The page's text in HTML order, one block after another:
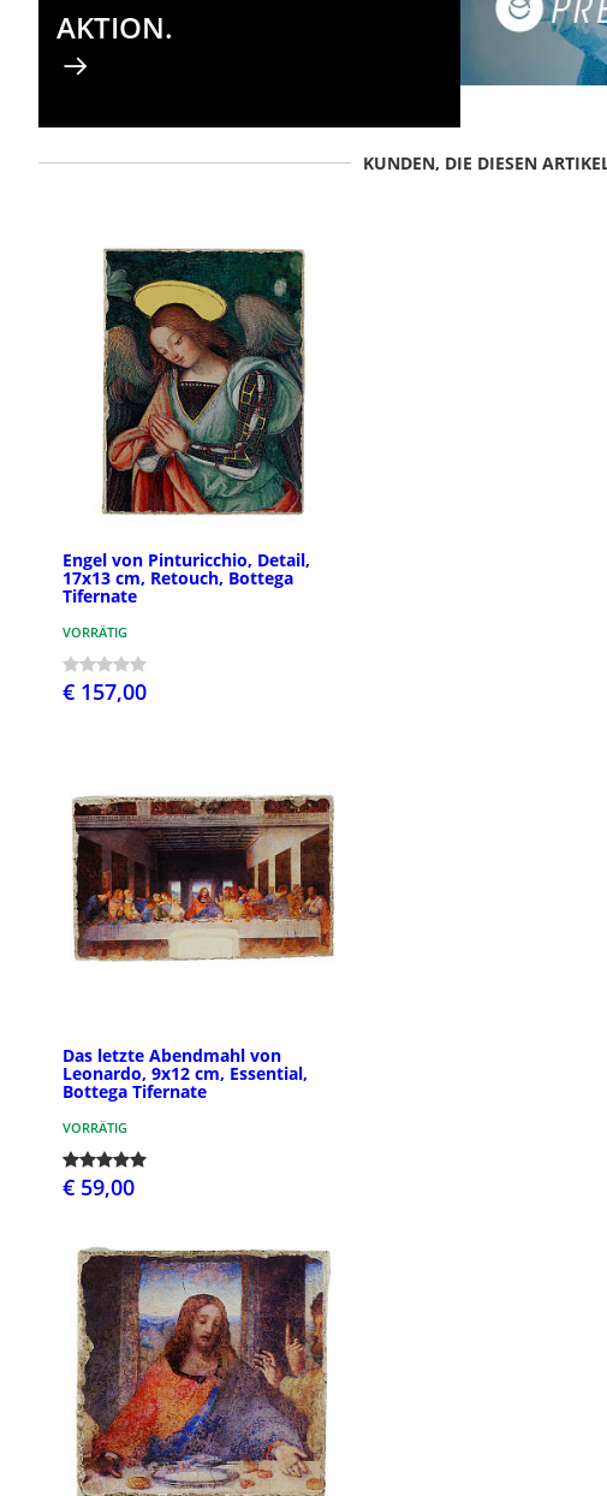
AKTION.
KUNDEN, DIE DIESEN
Engel von Pinturicchio, Detail,
17x13 cm, Retouch, Bottega
Tifernate
VORRÄTIG
€ 157,00
Das letzte Abendmahl von
Leonardo, 9x12 cm, Essential,
Bottega Tifernate
VORRÄTIG
€ 59,00